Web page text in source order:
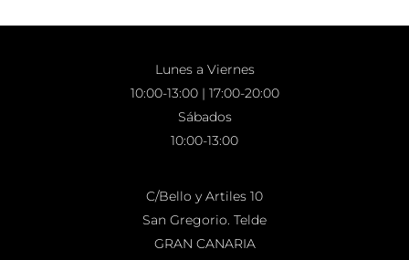
Lunes a Viernes
10:00-13:00 | 17:00-20:00
Sábados
10:00-13:00
C/Bello y Artiles 10
San Gregorio. Telde
GRAN CANARIA